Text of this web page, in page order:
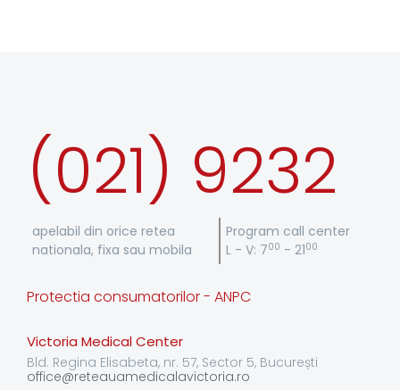
(021) 9232
apelabil din orice retea
nationala, fixa sau mobila
Program call center
L - V: 700 - 2100
Protectia consumatorilor - ANPC
Victoria Medical Center
Bld. Regina Elisabeta, nr. 57, Sector 5, București
office@reteauamedicalavictoria.ro